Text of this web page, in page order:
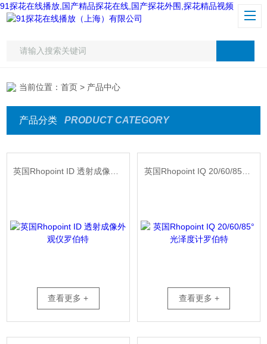
91探花在线播放,国产精品探花在线,国产探花外围,探花精品视频
当前位置：首页 > 产品中心
产品分类 PRODUCT CATEGORY
英国Rhopoint ID 透射成像外观仪罗伯特
查看更多 +
英国Rhopoint IQ 20/60/85°光泽度计罗伯特
查看更多 +